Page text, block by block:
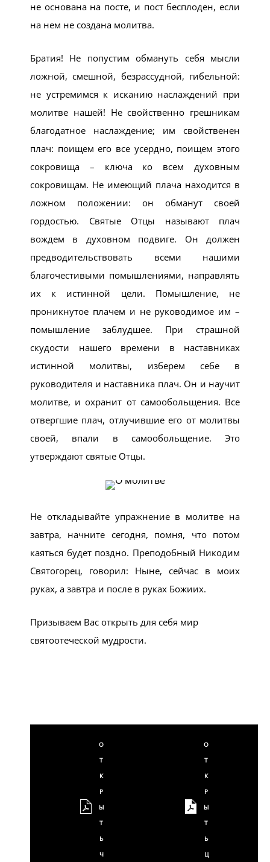
не основана на посте, и пост бесплоден, если
на нем не создана молитва.
Братия! Не попустим обмануть себя мысли
ложной, смешной, безрассудной, гибельной:
не устремимся к исканию наслаждений при
молитве нашей! Не свойственно грешникам
благодатное наслаждение; им свойственен
плач: поищем его все усердно, поищем этого
сокровища – ключа ко всем духовным
сокровищам. Не имеющий плача находится в
ложном положении: он обманут своей
гордостью. Святые Отцы называют плач
вождем в духовном подвиге. Он должен
предводительствовать всеми нашими
благочестивыми помышлениями, направлять
их к истинной цели. Помышление, не
проникнутое плачем и не руководимое им –
помышление заблудшее. При страшной
скудости нашего времени в наставниках
истинной молитвы, изберем себе в
руководителя и наставника плач. Он и научит
молитве, и охранит от самообольщения. Все
отвергшие плач, отлучившие его от молитвы
своей, впали в самообольщение. Это
утверждают святые Отцы.
Не откладывайте упражнение в молитве на
завтра, начните сегодня, помня, что потом
каяться будет поздно. Преподобный Никодим
Святогорец, говорил: Ныне, сейчас в моих
руках, а завтра и после в руках Божиих.
Призываем Вас открыть для себя мир
святоотеческой мудрости.
О
Т
К
Р
Ы
Т
Ь
Ч
О
Т
К
Р
Ы
Т
Ь
Ц